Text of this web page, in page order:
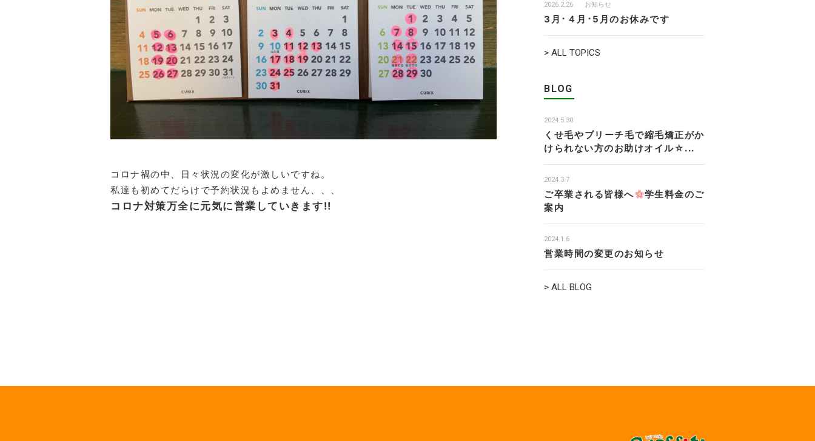
コロナ禍の中、日々状況の変化が激しいですね。
私達も初めてだらけで予約状況もよめません、、、
コロナ対策万全に元気に営業していきます!!
2026.2.26 お知らせ
3月･４月･5月のお休みです
> ALL TOPICS
BLOG
2024.5.30
くせ毛やブリーチ毛で縮毛矯正がか
けられない方のお助けオイル☆...
2024.3.7
ご卒業される皆様へ
学生料金のご
案内
2024.1.6
営業時間の変更のお知らせ
> ALL BLOG